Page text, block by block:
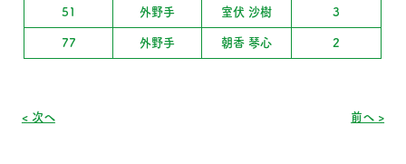
51 外野手 室伏 沙樹 3
77 外野手 朝香 琴心 2
< 次へ 前へ >